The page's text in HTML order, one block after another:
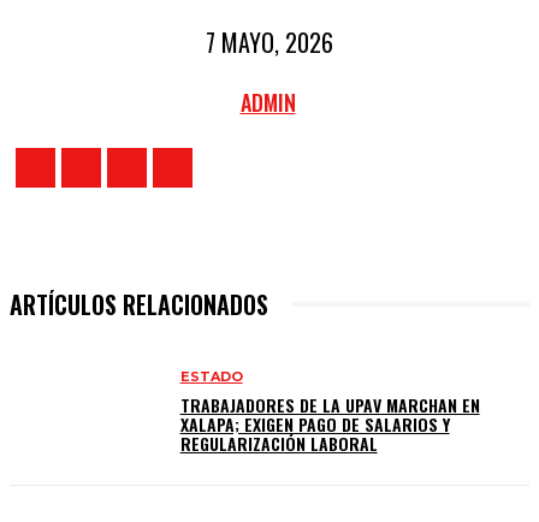
7 MAYO, 2026
ADMIN
ARTÍCULOS RELACIONADOS
ESTADO
TRABAJADORES DE LA UPAV MARCHAN EN
XALAPA; EXIGEN PAGO DE SALARIOS Y
REGULARIZACIÓN LABORAL